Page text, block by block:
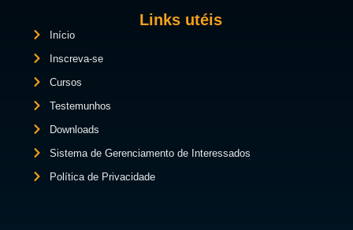
Links utéis
Início
Inscreva-se
Cursos
Testemunhos
Downloads
Sistema de Gerenciamento de Interessados
Política de Privacidade